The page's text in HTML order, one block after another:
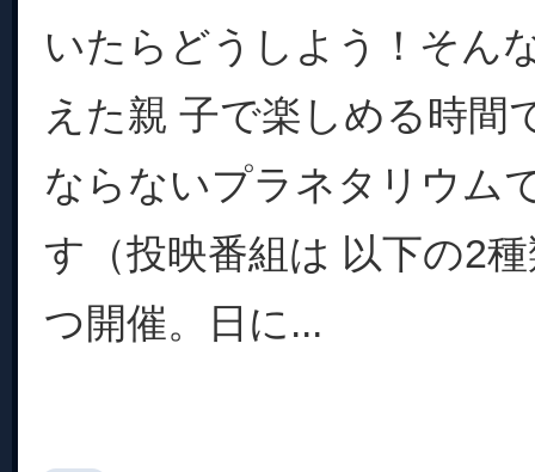
いたらどうしよう！そん
えた親 子で楽しめる時間
ならないプラネタリウム
す（投映番組は 以下の2
つ開催。日に...